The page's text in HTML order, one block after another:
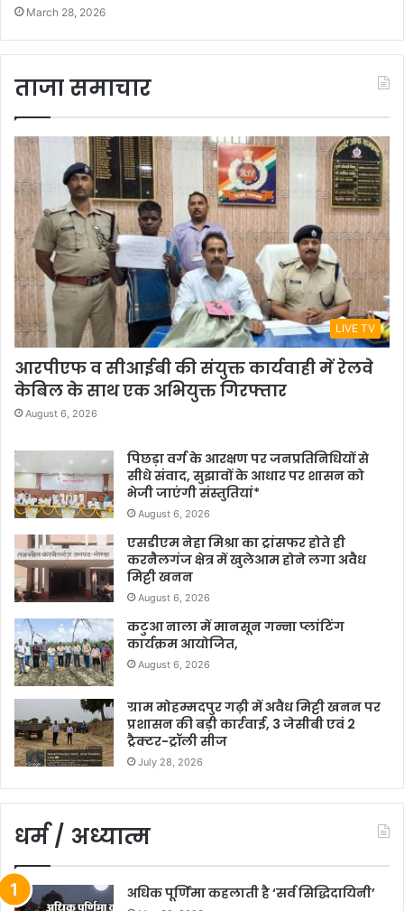
March 28, 2026
ताजा समाचार
LIVE TV
आरपीएफ व सीआईबी की संयुक्त कार्यवाही में रेलवे
केबिल के साथ एक अभियुक्त गिरफ्तार
August 6, 2026
पिछड़ा वर्ग के आरक्षण पर जनप्रतिनिधियों से
सीधे संवाद, सुझावों के आधार पर शासन को
भेजी जाएंगी संस्तुतियां*
August 6, 2026
एसडीएम नेहा मिश्रा का ट्रांसफर होते ही
करनैलगंज क्षेत्र में खुलेआम होने लगा अवैध
मिट्टी खनन
August 6, 2026
कटुआ नाला में मानसून गन्ना प्लांटिंग
कार्यक्रम आयोजित,
August 6, 2026
ग्राम मोहम्मदपुर गढ़ी में अवैध मिट्टी खनन पर
प्रशासन की बड़ी कार्रवाई, 3 जेसीबी एवं 2
ट्रैक्टर-ट्रॉली सीज
July 28, 2026
धर्म / अध्यात्म
अधिक पूर्णिमा कहलाती है ‘सर्व सिद्धिदायिनी’